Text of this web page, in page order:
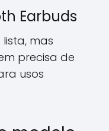
Earbuds
mas
precisa de
usos